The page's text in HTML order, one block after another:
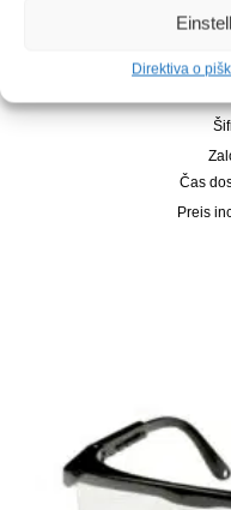
Direktiva o
Čas